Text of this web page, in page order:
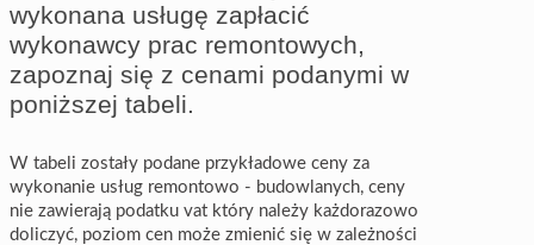
wykonana usługę zapłacić
wykonawcy prac remontowych,
zapoznaj się z cenami podanymi w
poniższej tabeli.
W tabeli zostały podane przykładowe ceny za
wykonanie usług remontowo - budowlanych, ceny
nie zawierają podatku vat który należy każdorazowo
doliczyć, poziom cen może zmienić się w zależności